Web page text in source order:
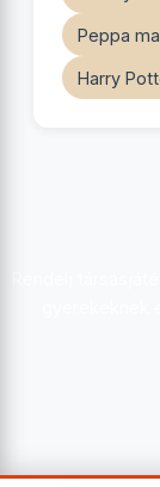
Peppa
Harry